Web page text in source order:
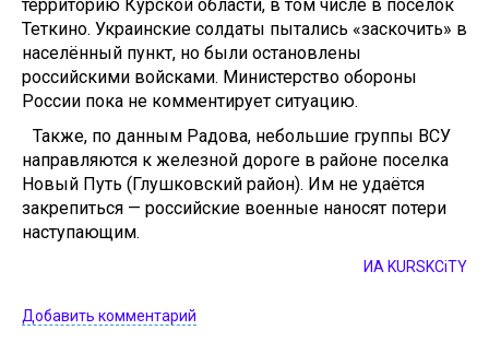
территорию Курской области, в том числе в поселок
Теткино. Украинские солдаты пытались «заскочить» в
населённый пункт, но были остановлены
российскими войсками. Министерство обороны
России пока не комментирует ситуацию.
Также, по данным Радова, небольшие группы ВСУ
направляются к железной дороге в районе поселка
Новый Путь (Глушковский район). Им не удаётся
закрепиться — российские военные наносят потери
наступающим.
ИА KURSKCiTY
Добавить комментарий